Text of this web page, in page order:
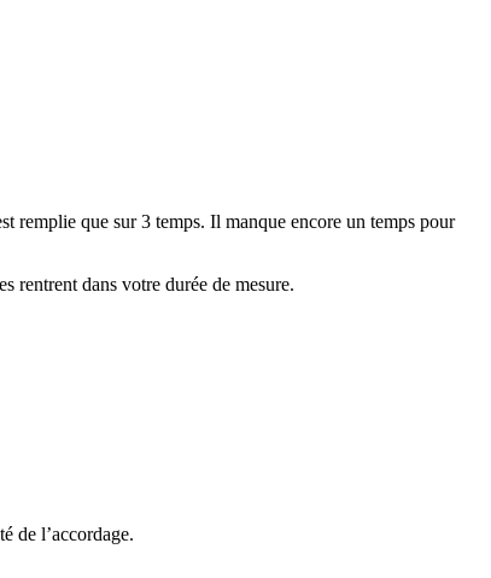
remplie que sur 3 temps. Il manque encore un temps pour
rentrent dans votre durée de mesure.
de l’accordage.